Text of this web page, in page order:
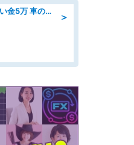
＞
検査/検品/製造スタッフ 祝い金5万 車のシートにホツレがないか目視チェック